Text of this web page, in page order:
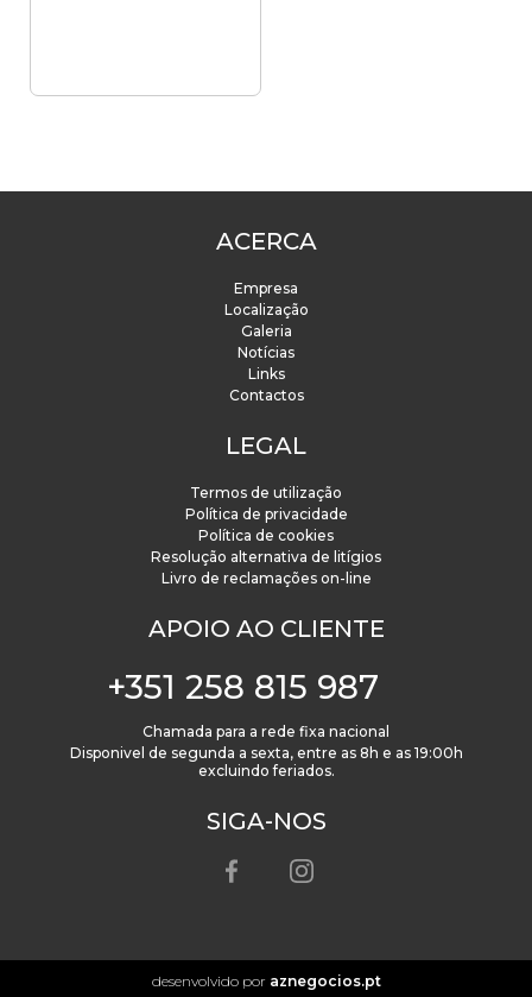
ACERCA
Empresa
Localização
Galeria
Notícias
Links
Contactos
LEGAL
Termos de utilização
Política de privacidade
Política de cookies
Resolução alternativa de litígios
Livro de reclamações on-line
APOIO AO CLIENTE
+351 258 815 987
Chamada para a rede fixa nacional
Disponivel de segunda a sexta, entre as 8h e as 19:00h
excluindo feriados.
SIGA-NOS
desenvolvido por aznegocios.pt